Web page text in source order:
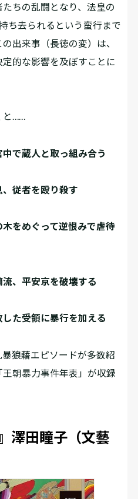
ちの乱闘となり、法皇の
ち去られるという蛮行まで
出来事（長徳の変）は、
的な影響を及ぼすことに
と……
で蔵人と取っ組み合う
従者を殴り殺す
をめぐって逆恨みで虐待
、平安京を破壊する
た受領に暴行を加える
狼藉エピソードが多数紹
朝暴力事件年表」が収録
澤田瞳子（文藝